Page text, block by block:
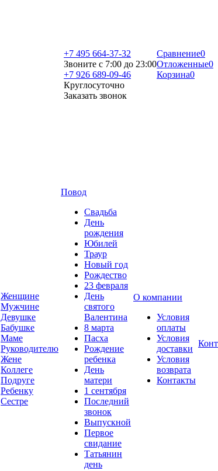
Сравнение0
Отложенные0
Корзина0
+7 495 664-37-32
Звоните с 7:00 до 23:00
+7 926 689-09-46
Круглосуточно
Заказать звонок
Женщине
Мужчине
Девушке
Бабушке
Маме
Руководителю
Жене
Коллеге
Подруге
Ребенку
Сестре
Повод
Свадьба
День
рождения
Юбилей
Траур
Новый год
Рождество
23 февраля
День
святого
Валентина
8 марта
Пасха
Рождение
ребенка
День
матери
1 сентября
Последний
звонок
Выпускной
Первое
свидание
Татьянин
день
О компании
Условия
оплаты
Условия
доставки
Условия
возврата
Контакты